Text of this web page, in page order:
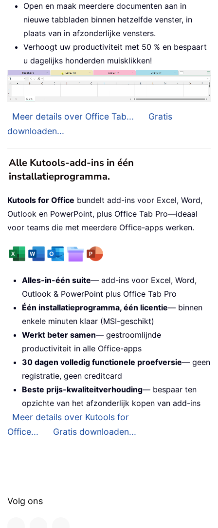
Open en maak meerdere documenten aan in
nieuwe tabbladen binnen hetzelfde venster, in
plaats van in afzonderlijke vensters.
Verhoogt uw productiviteit met 50 % en bespaart
u dagelijks honderden muisklikken!
Meer details over Office Tab...
Gratis
downloaden...
Alle Kutools-add-ins in één
installatieprogramma.
Kutools for Office bundelt add-ins voor Excel, Word,
Outlook en PowerPoint, plus Office Tab Pro—ideaal
voor teams die met meerdere Office-apps werken.
Alles-in-één suite— add-ins voor Excel, Word,
Outlook & PowerPoint plus Office Tab Pro
Één installatieprogramma, één licentie— binnen
enkele minuten klaar (MSI-geschikt)
Werkt beter samen— gestroomlijnde
productiviteit in alle Office-apps
30 dagen volledig functionele proefversie— geen
registratie, geen creditcard
Beste prijs-kwaliteitverhouding— bespaar ten
opzichte van het afzonderlijk kopen van add-ins
Meer details over Kutools for
Office...
Gratis downloaden...
Volg ons